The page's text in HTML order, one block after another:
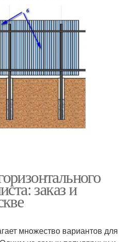
заказ и
множество вариантов для